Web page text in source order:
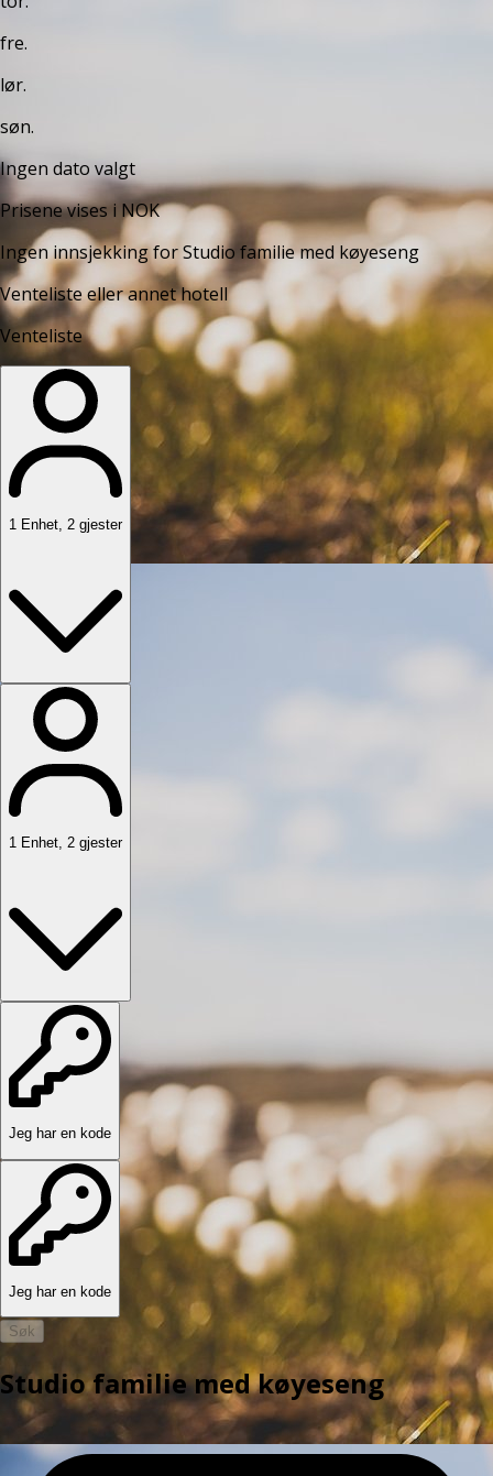
fre.
lør.
søn.
Ingen dato valgt
Prisene vises i NOK
Ingen innsjekking for Studio familie med køyeseng
Venteliste eller annet hotell
Venteliste
1 Enhet 2 gjester
1 Enhet 2 gjester
Jeg har en kode
Jeg har en kode
Søk
Studio familie med køyeseng